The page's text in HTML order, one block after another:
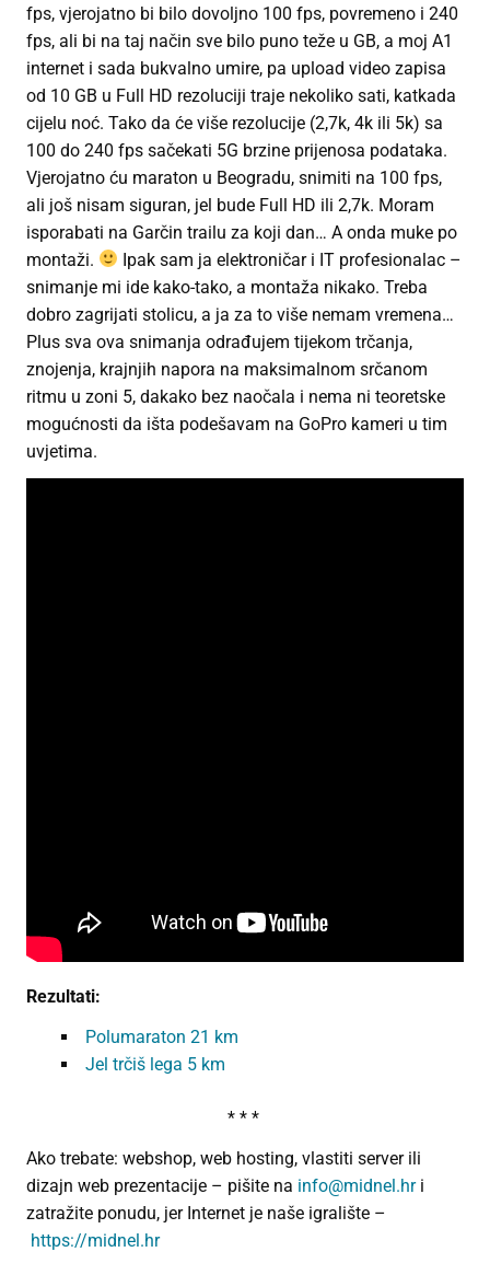
fps, vjerojatno bi bilo dovoljno 100 fps, povremeno i 240
fps, ali bi na taj način sve bilo puno teže u GB, a moj A1
internet i sada bukvalno umire, pa upload video zapisa
od 10 GB u Full HD rezoluciji traje nekoliko sati, katkada
cijelu noć. Tako da će više rezolucije (2,7k, 4k ili 5k) sa
100 do 240 fps sačekati 5G brzine prijenosa podataka.
Vjerojatno ću maraton u Beogradu, snimiti na 100 fps,
ali još nisam siguran, jel bude Full HD ili 2,7k. Moram
isporabati na Garčin trailu za koji dan… A onda muke po
montaži.
Ipak sam ja elektroničar i IT profesionalac –
snimanje mi ide kako-tako, a montaža nikako. Treba
dobro zagrijati stolicu, a ja za to više nemam vremena…
Plus sva ova snimanja odrađujem tijekom trčanja,
znojenja, krajnjih napora na maksimalnom srčanom
ritmu u zoni 5, dakako bez naočala i nema ni teoretske
mogućnosti da išta podešavam na GoPro kameri u tim
uvjetima.
Rezultati:
Polumaraton 21 km
Jel trčiš lega 5 km
* * *
Ako trebate: webshop, web hosting, vlastiti server ili
dizajn web prezentacije – pišite na info@midnel.hri
zatražite ponudu, jer Internet je naše igralište –
https://midnel.hr